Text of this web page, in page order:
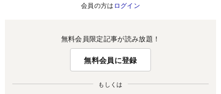
会員の方は ログイン
無料会員限定記事が読み放題！
無料会員に登録
もしくは